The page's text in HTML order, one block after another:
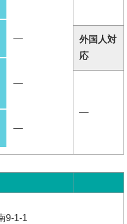
―
―
―
外国人対
応
―
9-1-1